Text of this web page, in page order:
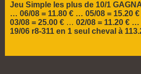
Jeu Simple les plus de 10/1
… 06/08 = 11.80 € … 05/08 = 15.20
03/08 = 25.00 € … 02/08 = 11.20 € …
19/06 r8-311 en 1 seul cheval à